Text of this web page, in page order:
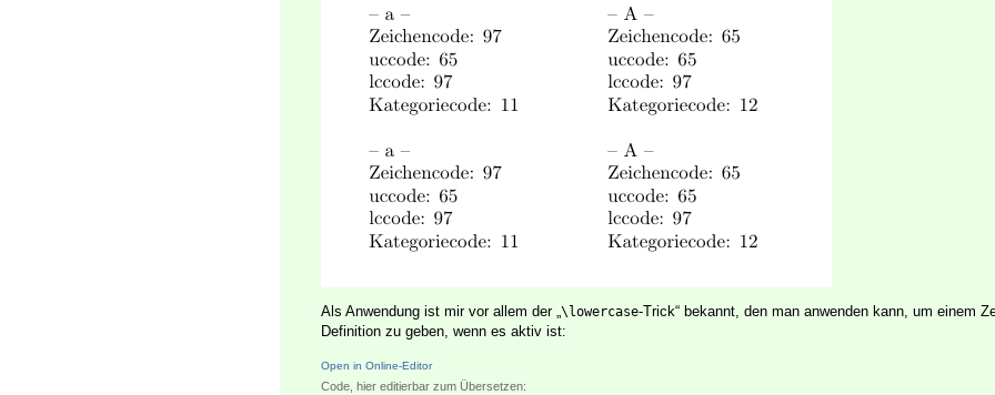
Als Anwendung ist mir vor allem der „ \lowercase-Trick“ bekannt, den man anwenden kann, um einem
Definition zu geben, wenn es aktiv ist:
Open in Online-Editor
Code, hier editierbar zum Übersetzen: